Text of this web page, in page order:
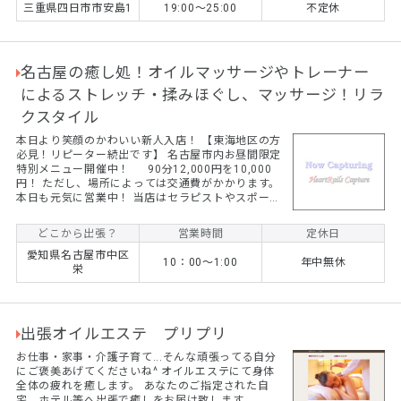
三重県四日市市安島1
19:00～25:00 不定休
名古屋の癒し処！オイルマッサージやトレーナー
によるストレッチ・揉みほぐし、マッサージ！リラ
クスタイル
本日より笑顔のかわいい新人入店！ 【東海地区の方
必見！リピーター続出です】 名古屋市内お昼間限定
特別メニュー開催中！ 90分12,000円を10,000
円！ ただし、場所によっては交通費がかかります。
本日も元気に営業中！ 当店はセラピストやスポーツ
ルマッサージをおこないます。 ☆コロナ禍でマッサ
ージ店に行くのは気になる、、、 ☆自宅やホテルな
どでゆっくりと癒されたい！ ☆子供が学校に行って
いる間にゆっくりしたい！ そんな方はぜひご依頼く
ださい！ 最近では女性のリピーター様が続出です！
どこから出張？ 営業時間
定休日
愛知県名古屋市中区
栄
10：00～1:00 年中無休
出張オイルエステ プリプリ
お仕事・家事・介護子育て...そんな頑張ってる自分
にご褒美あげてくださいね^ オイルエステにて身体
全体の疲れを癒します。 あなたのご指定された自